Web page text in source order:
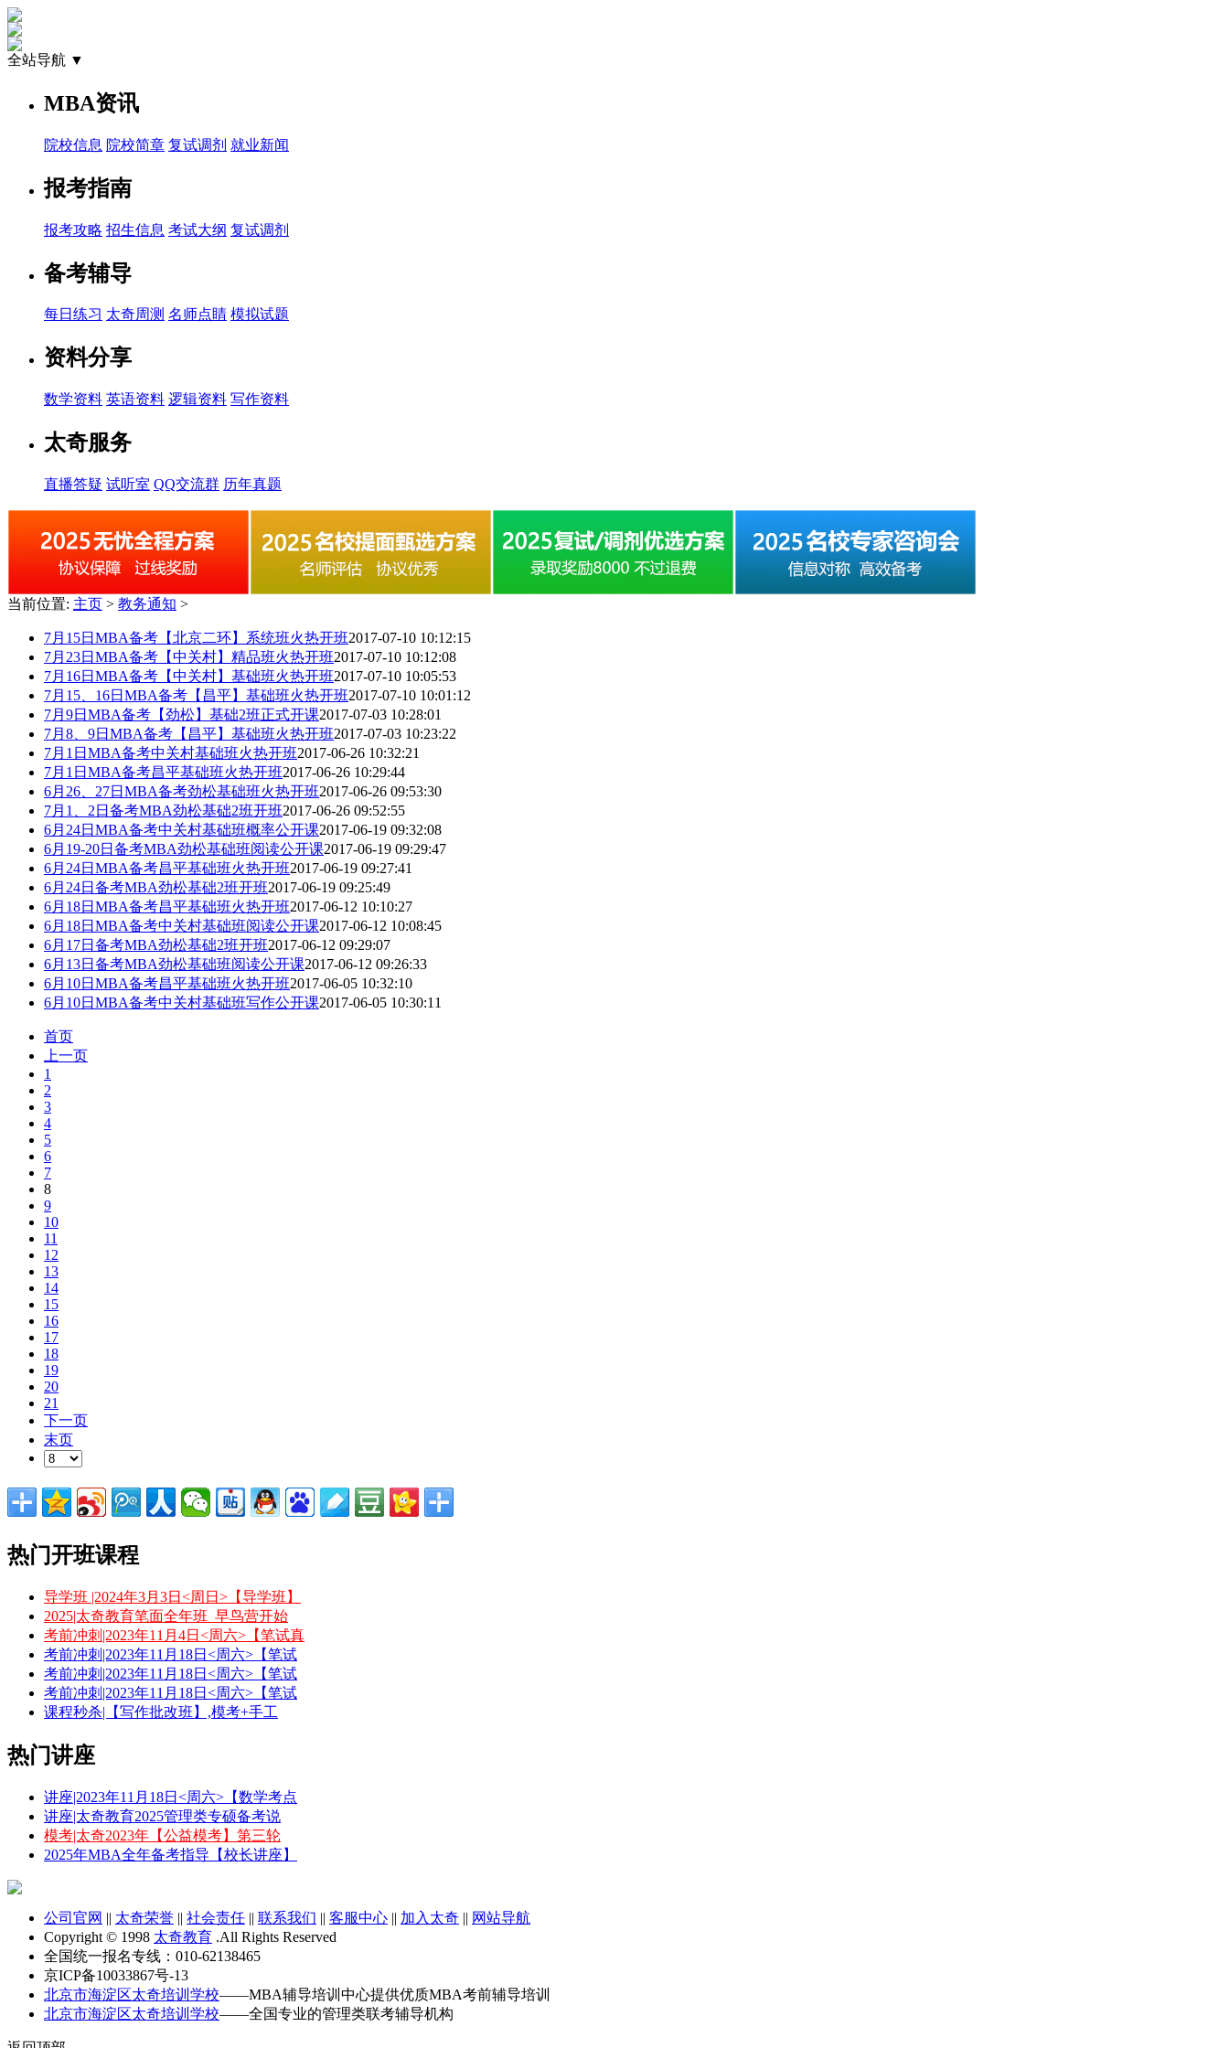
全站导航 ▼
MBA资讯
院校信息 院校简章 复试调剂 就业新闻
报考指南
报考攻略 招生信息 考试大纲 复试调剂
备考辅导
每日练习 太奇周测 名师点睛 模拟试题
资料分享
数学资料 英语资料 逻辑资料 写作资料
太奇服务
直播答疑 试听室 QQ交流群 历年真题
当前位置: 主页 > 教务通知 >
7月15日MBA备考【北京二环】系统班火热开班2017-07-10 10:12:15
7月23日MBA备考【中关村】精品班火热开班2017-07-10 10:12:08
7月16日MBA备考【中关村】基础班火热开班2017-07-10 10:05:53
7月15、16日MBA备考【昌平】基础班火热开班2017-07-10 10:01:12
7月9日MBA备考【劲松】基础2班正式开课2017-07-03 10:28:01
7月8、9日MBA备考【昌平】基础班火热开班2017-07-03 10:23:22
7月1日MBA备考中关村基础班火热开班2017-06-26 10:32:21
7月1日MBA备考昌平基础班火热开班2017-06-26 10:29:44
6月26、27日MBA备考劲松基础班火热开班2017-06-26 09:53:30
7月1、2日备考MBA劲松基础2班开班2017-06-26 09:52:55
6月24日MBA备考中关村基础班概率公开课2017-06-19 09:32:08
6月19-20日备考MBA劲松基础班阅读公开课2017-06-19 09:29:47
6月24日MBA备考昌平基础班火热开班2017-06-19 09:27:41
6月24日备考MBA劲松基础2班开班2017-06-19 09:25:49
6月18日MBA备考昌平基础班火热开班2017-06-12 10:10:27
6月18日MBA备考中关村基础班阅读公开课2017-06-12 10:08:45
6月17日备考MBA劲松基础2班开班2017-06-12 09:29:07
6月13日备考MBA劲松基础班阅读公开课2017-06-12 09:26:33
6月10日MBA备考昌平基础班火热开班2017-06-05 10:32:10
6月10日MBA备考中关村基础班写作公开课2017-06-05 10:30:11
首页
上一页
1
2
3
4
5
6
7
8
9
10
11
12
13
14
15
16
17
18
19
20
21
下一页
末页
热门开班课程
导学班 |2024年3月3日<周日>【导学班】
2025|太奇教育笔面全年班_早鸟营开始
考前冲刺|2023年11月4日<周六>【笔试真
考前冲刺|2023年11月18日<周六>【笔试
考前冲刺|2023年11月18日<周六>【笔试
考前冲刺|2023年11月18日<周六>【笔试
课程秒杀|【写作批改班】,模考+手工
热门讲座
讲座|2023年11月18日<周六>【数学考点
讲座|太奇教育2025管理类专硕备考说
模考|太奇2023年【公益模考】第三轮
2025年MBA全年备考指导【校长讲座】
公司官网 || 太奇荣誉 || 社会责任 || 联系我们 || 客服中心 || 加入太奇 || 网站导航
Copyright © 1998 太奇教育 .All Rights Reserved
全国统一报名专线：010-62138465
京ICP备10033867号-13
北京市海淀区太奇培训学校——MBA辅导培训中心提供优质MBA考前辅导培训
北京市海淀区太奇培训学校——全国专业的管理类联考辅导机构